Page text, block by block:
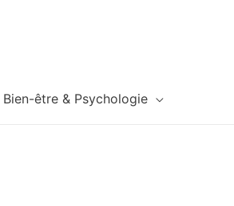
Bien-être & Psychologie